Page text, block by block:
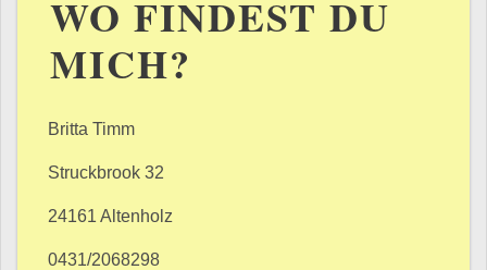
WO FINDEST DU
MICH?
Britta Timm
Struckbrook 32
24161 Altenholz
0431/2068298